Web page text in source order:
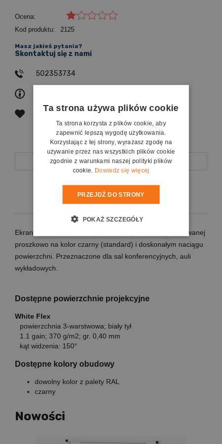
Ocena:
Kod produktu:
2125
poleć znajomemu
Masz jakieś pytania?
Skontaktuj się z nami
502353734
Opis
Koszty dostawy
Ekrany ramowe o solidnej aluminiowej konstrukcji malowanej
proszkowo na kolor czarny (standard) i doskonałym naciągu
powierzchni. Przeznaczone dla sal konferencyjnych, auli
wykładowych.
Dostępne powierzchnie projekcyjne
White Flex
powierzchnia 3-warstwowa; biały tył
1.1 gain; 370 g/m2; gr. 0,40 mm
kąt widzenia: 150°
Dostępne kolory obudowy
dowolny kolor z palety RAL
czarny
Nowości
Ta strona używa plików cookie
Ta strona korzysta z plików cookie, aby
zapewnić lepszą wygodę użytkowania.
Korzystając z tej strony, wyrażasz zgodę na
używanie przez nas wszystkich plików cookie
zgodnie z warunkami naszej polityki plików
cookie. Dowiedz się więcej
PRZEJDŹ DO STRONY
POKAŻ SZCZEGÓŁY